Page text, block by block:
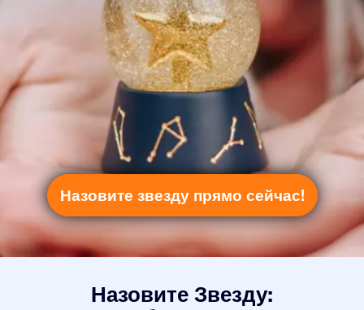
Назовите звезду прямо сейчас!
Назовите Звезду: